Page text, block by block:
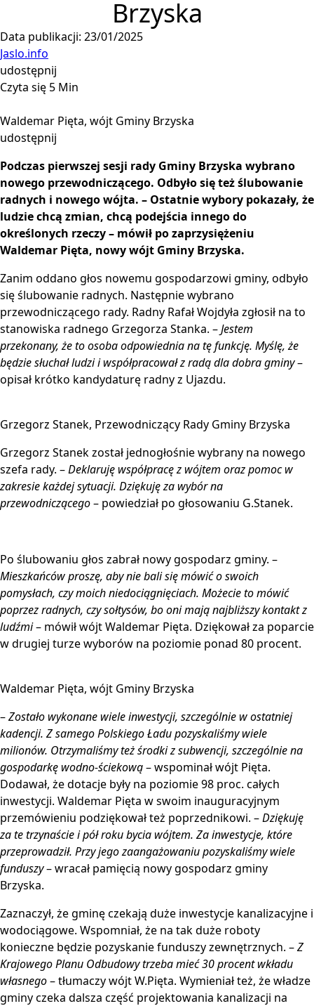
Brzyska
Data publikacji: 23/01/2025
Jaslo.info
udostępnij
Czyta się 5 Min
Waldemar Pięta, wójt Gminy Brzyska
udostępnij
Podczas pierwszej sesji rady Gminy Brzyska wybrano
nowego przewodniczącego. Odbyło się też ślubowanie
radnych i nowego wójta. – Ostatnie wybory pokazały, że
ludzie chcą zmian, chcą podejścia innego do
określonych rzeczy – mówił po zaprzysiężeniu
Waldemar Pięta, nowy wójt Gminy Brzyska.
Zanim oddano głos nowemu gospodarzowi gminy, odbyło
się ślubowanie radnych. Następnie wybrano
przewodniczącego rady. Radny Rafał Wojdyła zgłosił na to
stanowiska radnego Grzegorza Stanka. –Jestem
przekonany, że to osoba odpowiednia na tę funkcję. Myślę, że
będzie słuchał ludzi i współpracował z radą dla dobra gminy–
opisał krótko kandydaturę radny z Ujazdu.
Grzegorz Stanek, Przewodniczący Rady Gminy Brzyska
Grzegorz Stanek został jednogłośnie wybrany na nowego
szefa rady. –Deklaruję współpracę z wójtem oraz pomoc w
zakresie każdej sytuacji. Dziękuję za wybór na
przewodniczącego– powiedział po głosowaniu G.Stanek.
Po ślubowaniu głos zabrał nowy gospodarz gminy. –
Mieszkańców proszę, aby nie bali się mówić o swoich
pomysłach, czy moich niedociągnięciach. Możecie to mówić
poprzez radnych, czy sołtysów, bo oni mają najbliższy kontakt z
ludźmi– mówił wójt Waldemar Pięta. Dziękował za poparcie
w drugiej turze wyborów na poziomie ponad 80 procent.
Waldemar Pięta, wójt Gminy Brzyska
–Zostało wykonane wiele inwestycji, szczególnie w ostatniej
kadencji. Z samego Polskiego Ładu pozyskaliśmy wiele
milionów. Otrzymaliśmy też środki z subwencji, szczególnie na
gospodarkę wodno-ściekową– wspominał wójt Pięta.
Dodawał, że dotacje były na poziomie 98 proc. całych
inwestycji. Waldemar Pięta w swoim inauguracyjnym
przemówieniu podziękował też poprzednikowi. –Dziękuję
za te trzynaście i pół roku bycia wójtem. Za inwestycje, które
przeprowadził. Przy jego zaangażowaniu pozyskaliśmy wiele
funduszy– wracał pamięcią nowy gospodarz gminy
Brzyska.
Zaznaczył, że gminę czekają duże inwestycje kanalizacyjne i
wodociągowe. Wspomniał, że na tak duże roboty
konieczne będzie pozyskanie funduszy zewnętrznych. –Z
Krajowego Planu Odbudowy trzeba mieć 30 procent wkładu
własnego– tłumaczy wójt W.Pięta. Wymieniał też, że władze
gminy czeka dalsza część projektowania kanalizacji na